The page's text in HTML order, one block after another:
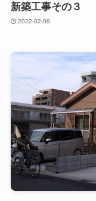
新築工事その３
2022-02-09